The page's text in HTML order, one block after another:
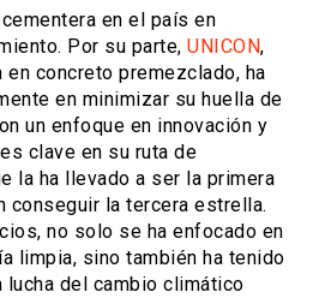
en el país en
Por su parte, UNICON,
concreto premezclado, ha
en minimizar su huella de
un enfoque en innovación y
clave en su ruta de
la ha llevado a ser la primera
conseguir la tercera estrella.
no solo se ha enfocado en
limpia, sino también ha tenido
lucha del cambio climático